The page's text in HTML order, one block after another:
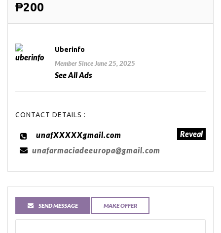
₱200
Uberinfo
Member Since June 25, 2025
See All Ads
CONTACT DETAILS :
unafXXXXXgmail.com
Reveal
unafarmaciadeeuropa@gmail.com
SEND MESSAGE MAKE OFFER